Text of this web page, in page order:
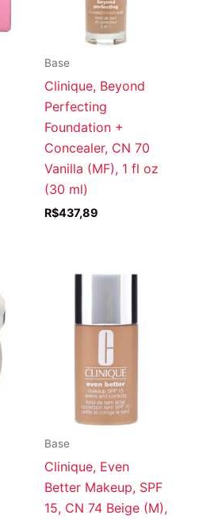
Base
Clinique, Beyond
Perfecting
Foundation +
Concealer, CN 70
Vanilla (MF), 1 fl oz
(30 ml)
R$437,89
Base
Clinique, Even
Better Makeup, SPF
15, CN 74 Beige (M),